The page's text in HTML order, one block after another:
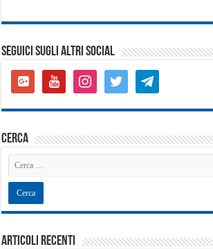
SEGUICI SUGLI ALTRI SOCIAL
google-
plus-
youtubeinstagramtwitter telegram
cerca
Articoli recenti